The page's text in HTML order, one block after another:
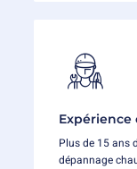
Expérience
Plus de 15 ans
dépannage